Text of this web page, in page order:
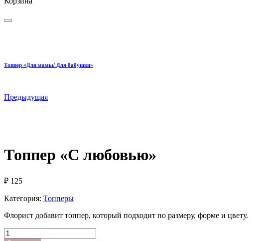
Топпер «Для мамы/ Для бабушки»
Предыдущая
Топпер «С любовью»
₽ 125
Категория: Топперы
Флорист добавит топпер, который подходит по размеру, форме и цвету.
Количество